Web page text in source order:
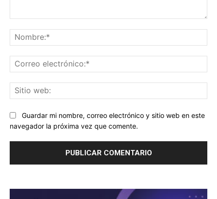
Guardar mi nombre, correo electrónico y sitio web en este
navegador la próxima vez que comente.